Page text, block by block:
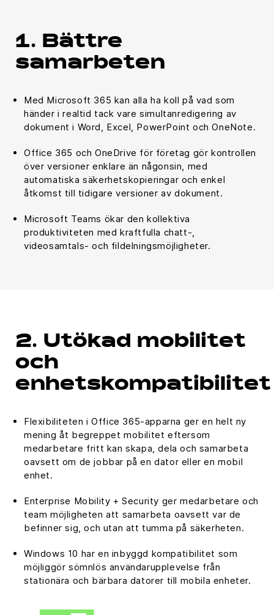
1. Bättre
samarbeten
Med Microsoft 365 kan alla ha koll på vad som
händer i realtid tack vare simultanredigering av
dokument i Word, Excel, PowerPoint och OneNote.
Office 365 och OneDrive för företag gör kontrollen
över versioner enklare än någonsin, med
automatiska säkerhetskopieringar och enkel
åtkomst till tidigare versioner av dokument.
Microsoft Teams ökar den kollektiva
produktiviteten med kraftfulla chatt-,
videosamtals- och fildelningsmöjligheter.
2. Utökad mobilitet
och
enhetskompatibilitet
Flexibiliteten i Office 365-apparna ger en helt ny
mening åt begreppet mobilitet eftersom
medarbetare fritt kan skapa, dela och samarbeta
oavsett om de jobbar på en dator eller en mobil
enhet.
Enterprise Mobility + Security ger medarbetare och
team möjligheten att samarbeta oavsett var de
befinner sig, och utan att tumma på säkerheten.
Windows 10 har en inbyggd kompatibilitet som
möjliggör sömnlös användarupplevelse från
stationära och bärbara datorer till mobila enheter.